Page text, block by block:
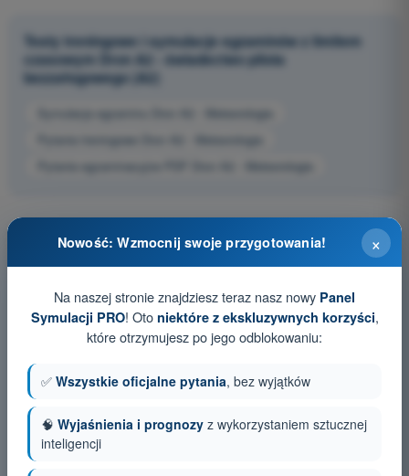
Testy treningowe i symulacje egzaminów z limitem
czasowym Dron A2 - świadectwo pilota
bezzałogowego (A2)
Symulacja egzaminu Dron A2 - Meteorologia
Pytania treningowe Dron A2 - Meteorologia
Pytania egzaminacyjne PDF Dron A2 - Meteorologia
×
Nowość: Wzmocnij swoje przygotowania!
Na naszej stronie znajdziesz teraz nasz nowy Panel
Symulacji PRO! Oto niektóre z ekskluzywnych korzyści,
które otrzymujesz po jego odblokowaniu:
✅ Wszystkie oficjalne pytania, bez wyjątków
🧠 Wyjaśnienia i prognozy z wykorzystaniem sztucznej
inteligencji